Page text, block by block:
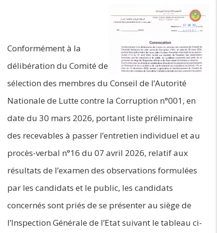
Conformément à la
délibération du Comité de
sélection des membres du Conseil de l’Autorité
Nationale de Lutte contre la Corruption n°001, en
date du 30 mars 2026, portant liste préliminaire
des recevables à passer l’entretien individuel et au
procès-verbal n°16 du 07 avril 2026, relatif aux
résultats de l’examen des observations formulées
par les candidats et le public, les candidats
concernés sont priés de se présenter au siège de
l’Inspection Générale de l’Etat suivant le tableau ci-